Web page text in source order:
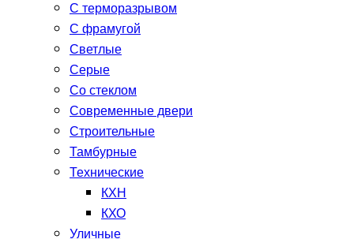
С терморазрывом
С фрамугой
Светлые
Серые
Со стеклом
Современные двери
Строительные
Тамбурные
Технические
КХН
КХО
Уличные